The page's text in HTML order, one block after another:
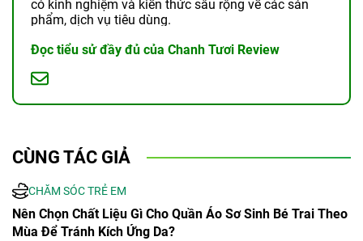
có kinh nghiệm và kiến thức sâu rộng về các sản
phẩm, dịch vụ tiêu dùng.
Đọc tiểu sử đầy đủ của Chanh Tươi Review
CÙNG TÁC GIẢ
CHĂM SÓC TRẺ EM
Nên Chọn Chất Liệu Gì Cho Quần Áo Sơ Sinh Bé Trai Theo
Mùa Để Tránh Kích Ứng Da?